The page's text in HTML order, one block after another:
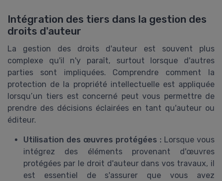
Intégration des tiers dans la gestion des
droits d'auteur
La gestion des droits d'auteur est souvent plus
complexe qu'il n'y paraît, surtout lorsque d'autres
parties sont impliquées. Comprendre comment la
protection de la propriété intellectuelle est appliquée
lorsqu’un tiers est concerné peut vous permettre de
prendre des décisions éclairées en tant qu'auteur ou
éditeur.
Utilisation des œuvres protégées : Lorsque vous
intégrez des éléments provenant d'œuvres
protégées par le droit d'auteur dans vos travaux, il
est essentiel de s'assurer que vous avez